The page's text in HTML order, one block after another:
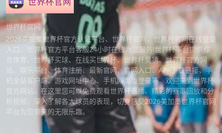
世界杯官网
2026美加墨世界杯官方认证平台、世界杯官网、世界杯官网在线登录
入口、世界杯官方平台客服24小时在线为您服务!世界杯平台提供综
合体育、世界杯买球、在线买世界杯、世界杯竞猜、世界杯官方网
站、娱乐平台、体育注册、最新官网、官网入口、APP下载链接、手
机全站客户端、游戏网址中心、手机网页版登录等。欢迎来到世界杯
官方网站，在这里您可以免费观看世界杯直播、精彩的赛事回放和分
析视频，深入了解各大球员的表现，切身感受2026美加墨世界杯官网
平台为您带来的无限乐趣。